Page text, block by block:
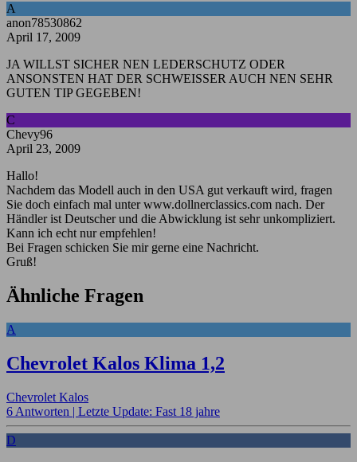
A
anon78530862
April 17, 2009
JA WILLST SICHER NEN LEDERSCHUTZ ODER
ANSONSTEN HAT DER SCHWEISSER AUCH NEN SEHR
GUTEN TIP GEGEBEN!
C
Chevy96
April 23, 2009
Hallo!
Nachdem das Modell auch in den USA gut verkauft wird, fragen
Sie doch einfach mal unter www.dollnerclassics.com nach. Der
Händler ist Deutscher und die Abwicklung ist sehr unkompliziert.
Kann ich echt nur empfehlen!
Bei Fragen schicken Sie mir gerne eine Nachricht.
Gruß!
Ähnliche Fragen
A
Chevrolet Kalos Klima 1,2
Chevrolet Kalos
6 Antworten | Letzte Update: Fast 18 jahre
D